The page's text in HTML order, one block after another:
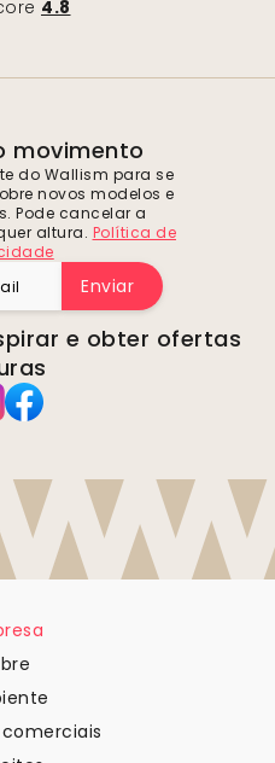
4.8
movimento
do Wallism para se
novos modelos e
Pode cancelar a
altura. Política de
Enviar
e obter ofertas